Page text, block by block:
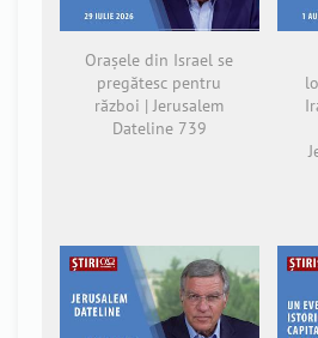
Orașele din Israel se
pregătesc pentru
război | Jerusalem
Dateline 739